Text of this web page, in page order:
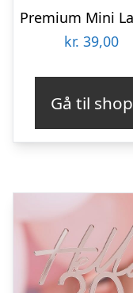
kr. 39,00
Gå til shop